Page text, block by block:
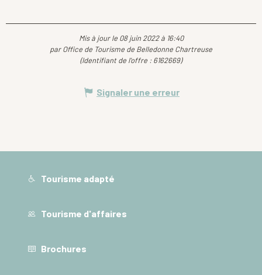
Mis à jour le 08 juin 2022 à 16:40
par Office de Tourisme de Belledonne Chartreuse
(Identifiant de l'offre : 6162669)
Signaler une erreur
Tourisme adapté
Tourisme d'affaires
Brochures